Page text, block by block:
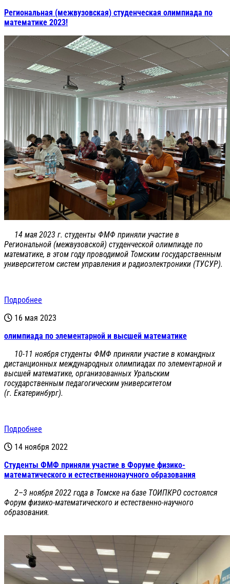
Региональная (межвузовская) студенческая олимпиада по
математике 2023!
14 мая 2023 г. студенты ФМФ приняли участие в
Региональной (межвузовской) студенческой олимпиаде по
математике, в этом году проводимой Томским государственным
университетом систем управления и радиоэлектроники (ТУСУР).
Подробнее
16 мая 2023
олимпиада по элементарной и высшей математике
10-11 ноября студенты ФМФ приняли участие в командных
дистанционных международных олимпиадах по элементарной и
высшей математике, организованных Уральским
государственным педагогическим университетом
(г. Екатеринбург).
Подробнее
14 ноября 2022
Студенты ФМФ приняли участие в Форуме физико-
математического и естественнонаучного образования
2–3 ноября 2022 года в Томске на базе ТОИПКРО состоялся
Форум физико-математического и естественно-научного
образования.